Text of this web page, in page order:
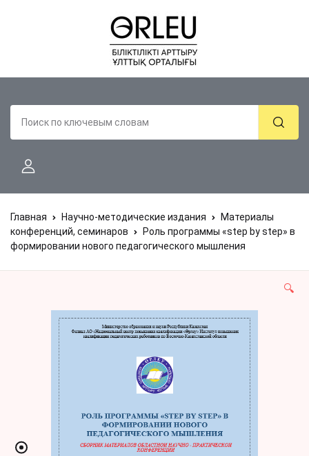
Главная Научно-методические издания
Материалы
конференций, семинаров
Роль программы «step by step» в
формировании нового педагогического мышления
🔍